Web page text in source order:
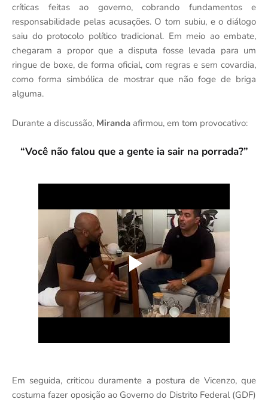
críticas feitas ao governo, cobrando fundamentos e
responsabilidade pelas acusações. O tom subiu, e o diálogo
saiu do protocolo político tradicional. Em meio ao embate,
chegaram a propor que a disputa fosse levada para um
ringue de boxe, de forma oficial, com regras e sem covardia,
como forma simbólica de mostrar que não foge de briga
alguma.
Durante a discussão, Miranda afirmou, em tom provocativo:
“Você não falou que a gente ia sair na porrada?”
Em seguida, criticou duramente a postura de Vicenzo, que
costuma fazer oposição ao Governo do Distrito Federal (GDF)